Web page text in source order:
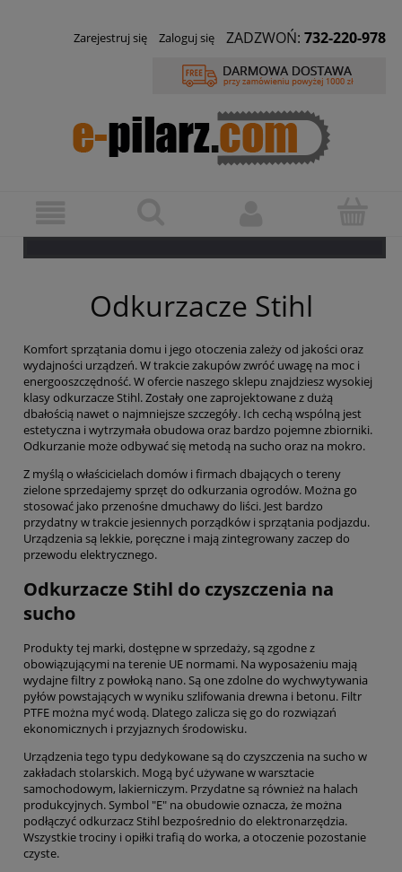
Zarejestruj się Zaloguj się ZADZWOŃ: 732-220-978
Odkurzacze Stihl
Komfort sprzątania domu i jego otoczenia zależy od jakości oraz
wydajności urządzeń. W trakcie zakupów zwróć uwagę na moc i
energooszczędność. W ofercie naszego sklepu znajdziesz wysokiej
klasy odkurzacze Stihl. Zostały one zaprojektowane z dużą
dbałością nawet o najmniejsze szczegóły. Ich cechą wspólną jest
estetyczna i wytrzymała obudowa oraz bardzo pojemne zbiorniki.
Odkurzanie może odbywać się metodą na sucho oraz na mokro.
Z myślą o właścicielach domów i firmach dbających o tereny
zielone sprzedajemy sprzęt do odkurzania ogrodów. Można go
stosować jako przenośne dmuchawy do liści. Jest bardzo
przydatny w trakcie jesiennych porządków i sprzątania podjazdu.
Urządzenia są lekkie, poręczne i mają zintegrowany zaczep do
przewodu elektrycznego.
Odkurzacze Stihl do czyszczenia na
sucho
Produkty tej marki, dostępne w sprzedaży, są zgodne z
obowiązującymi na terenie UE normami. Na wyposażeniu mają
wydajne filtry z powłoką nano. Są one zdolne do wychwytywania
pyłów powstających w wyniku szlifowania drewna i betonu. Filtr
PTFE można myć wodą. Dlatego zalicza się go do rozwiązań
ekonomicznych i przyjaznych środowisku.
Urządzenia tego typu dedykowane są do czyszczenia na sucho w
zakładach stolarskich. Mogą być używane w warsztacie
samochodowym, lakierniczym. Przydatne są również na halach
produkcyjnych. Symbol "E" na obudowie oznacza, że można
podłączyć odkurzacz Stihl bezpośrednio do elektronarzędzia.
Wszystkie trociny i opiłki trafią do worka, a otoczenie pozostanie
czyste.